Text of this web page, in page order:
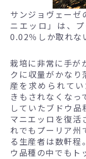
サンジョヴェーゼ
ニエッロ」は、
0.02％しか取れな
栽培に非常に手が
クに収量がかなり
産を求められて
きもされなくなっ
していたブドウ
マニエッロを復活
れでもプーリア州
る生産者は数軒程
ウ品種の中でもト